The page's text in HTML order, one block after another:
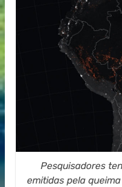
Pesquisadores
emitidas pela